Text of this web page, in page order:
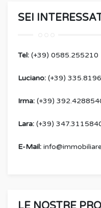
SEI
Tel: (+39) 0585.255210
Luciano: (+39)
Irma: (+39)
Lara: (+39)
E-Mail: